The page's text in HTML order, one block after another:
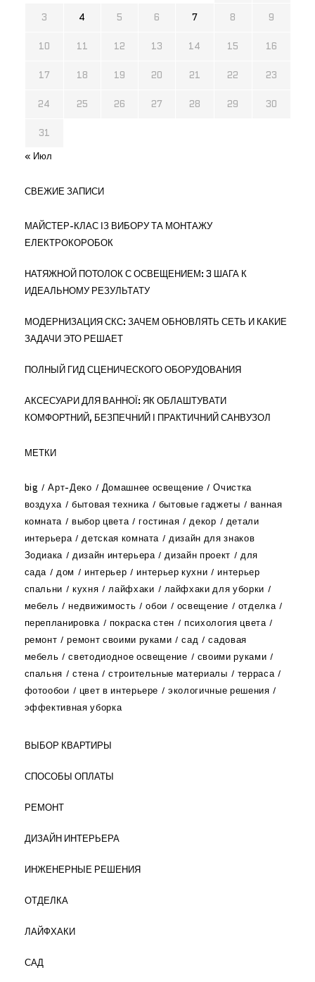
3 4 5 6 7 8 9
10 11 12 13 14 15 16
17 18 19 20 21 22 23
24 25 26 27 28 29 30
31
« Июл
СВЕЖИЕ ЗАПИСИ
МАЙСТЕР-КЛАС ІЗ ВИБОРУ ТА МОНТАЖУ
ЕЛЕКТРОКОРОБОК
НАТЯЖНОЙ ПОТОЛОК С ОСВЕЩЕНИЕМ: 3 ШАГА К
ИДЕАЛЬНОМУ РЕЗУЛЬТАТУ
МОДЕРНИЗАЦИЯ СКС: ЗАЧЕМ ОБНОВЛЯТЬ СЕТЬ И КАКИЕ
ЗАДАЧИ ЭТО РЕШАЕТ
ПОЛНЫЙ ГИД СЦЕНИЧЕСКОГО ОБОРУДОВАНИЯ
АКСЕСУАРИ ДЛЯ ВАННОЇ: ЯК ОБЛАШТУВАТИ
КОМФОРТНИЙ, БЕЗПЕЧНИЙ І ПРАКТИЧНИЙ САНВУЗОЛ
МЕТКИ
big Арт-Деко Домашнее освещение
Очистка
воздуха
бытовая техника бытовые гаджеты
ванная
комната
выбор цвета гостиная декор
детали
интерьера
детская комната
дизайн для знаков
Зодиака
дизайн интерьера дизайн проект
для
сада
дом интерьер интерьер кухни
интерьер
спальни
кухня лайфхаки
лайфхаки для уборки
мебель
недвижимость обои освещение
отделка
перепланировка
покраска стен
психология цвета
ремонт
ремонт своими руками сад
садовая
мебель
светодиодное освещение
своими руками
спальня
стена строительные материалы
терраса
фотообои
цвет в интерьере
экологичные решения
эффективная уборка
ВЫБОР КВАРТИРЫ
СПОСОБЫ ОПЛАТЫ
РЕМОНТ
ДИЗАЙН ИНТЕРЬЕРА
ИНЖЕНЕРНЫЕ РЕШЕНИЯ
ОТДЕЛКА
ЛАЙФХАКИ
САД